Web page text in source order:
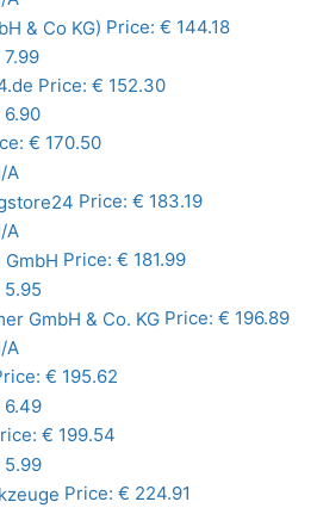
Price: € 144.18
Price: € 152.30
€ 170.50
A
Price: € 183.19
A
Price: € 181.99
Price: € 196.89
A
€ 195.62
6.49
€ 199.54
5.99
Price: € 224.91